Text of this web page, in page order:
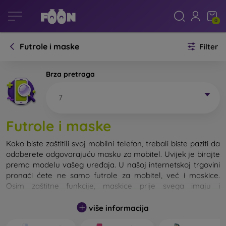
0
Futrole i maske Filter
Brza pretraga
7
Futrole i maske
Kako biste zaštitili svoj mobilni telefon, trebali biste paziti da
odaberete odgovarajuću masku za mobitel. Uvijek je birajte
prema modelu vašeg uređaja. U našoj internetskoj trgovini
pronaći ćete ne samo futrole za mobitel, već i maskice.
Osim zaštitne funkcije, maskice prije svega imaju i
Maskicu za mobitel možemo također nazvati i stražnjom
više informacija